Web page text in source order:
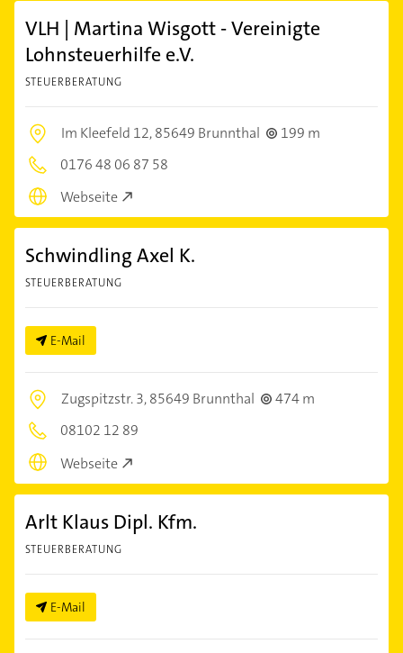
VLH | Martina Wisgott - Vereinigte
Lohnsteuerhilfe e.V.
STEUERBERATUNG
Im Kleefeld 12,85649 Brunnthal
199 m
0176 48 06 87 58
Webseite
Schwindling Axel K.
STEUERBERATUNG
E-Mail
Zugspitzstr. 3,85649 Brunnthal
474 m
08102 12 89
Webseite
Arlt Klaus Dipl. Kfm.
STEUERBERATUNG
E-Mail